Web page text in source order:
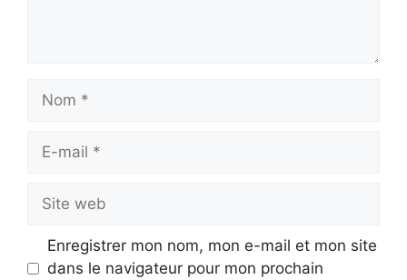
mail
web
Enregistrer mon nom, mon e-mail et mon site
dans le navigateur pour mon prochain